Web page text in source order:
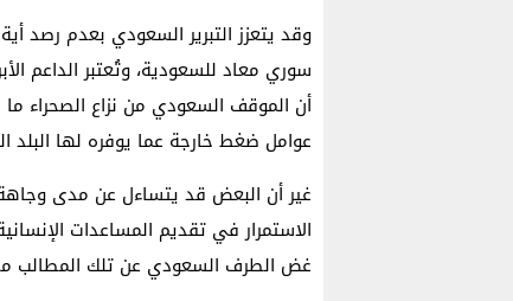
وقد يتعزز التبرير السعودي بعدم رصد
سوري معاد للسعودية، وتُعتبر الداعم
أن الموقف السعودي من نزاع الصحراء ما
عوامل ضغط خارجة عما يوفره لها البلد
غير أن البعض قد يتساءل عن مدى
الاستمرار في تقديم المساعدات
غض الطرف السعودي عن تلك المطالب